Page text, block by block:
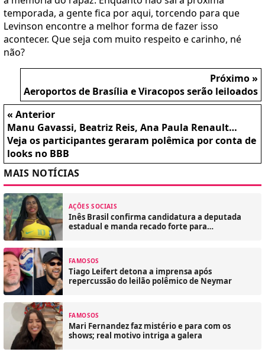
temporada, a gente fica por aqui, torcendo para que
Levinson encontre a melhor forma de fazer isso
acontecer. Que seja com muito respeito e carinho, né
não?
Próximo »
Aeroportos de Brasília e Viracopos serão leiloados
« Anterior
Manu Gavassi, Beatriz Reis, Ana Paula Renault…
Veja os participantes geraram polêmica por conta de
looks no BBB
MAIS NOTÍCIAS
AÇÕES SOCIAIS
Inês Brasil confirma candidatura a deputada
estadual e manda recado forte para
FAMOSOS
Tiago Leifert detona a imprensa após
repercussão do leilão polêmico de Neymar
FAMOSOS
Mari Fernandez faz mistério e para com os
shows; real motivo intriga a galera